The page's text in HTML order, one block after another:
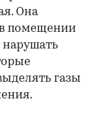
Она
в помещении
нарушать
газы